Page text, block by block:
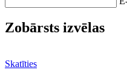
Zobārsts izvēlas
Skatīties